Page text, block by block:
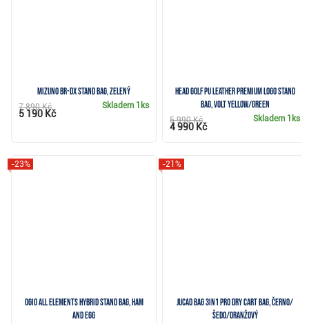
Mizuno BR-DX stand bag, zelený
Skladem 1ks
7 890 Kč
5 190 Kč
Head Golf PU Leather Premium Logo stand
bag, volt yellow/green
Skladem 1ks
5 990 Kč
4 990 Kč
Ogio All Elements Hybrid stand bag, ham
and egg
-23%
JuCad Bag 3in1 Pro Dry cart bag, černo/
šedo/oranžový
-21%